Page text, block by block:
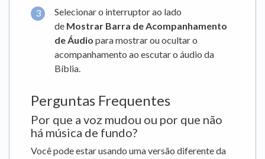
Selecionar o interruptor ao lado
de Mostrar Barra de Acompanhamento
de Áudio para mostrar ou ocultar o
acompanhamento ao escutar o áudio da
Bíblia.
Perguntas Frequentes
Por que a voz mudou ou por que não
há música de fundo?
Você pode estar usando uma versão diferente da